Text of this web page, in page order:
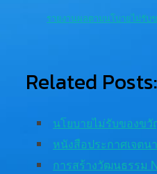
รายงานผลตามนโบายไม่รั
Related Posts:
นโยบายไม่รับของข
หนังสือประกาศเจต
การสร้างวัฒนธรรม